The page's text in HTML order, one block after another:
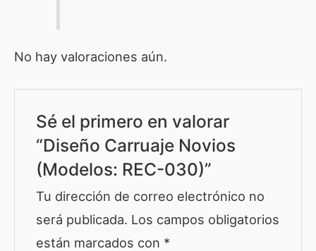
No hay valoraciones aún.
Sé el primero en valorar
“Diseño Carruaje Novios
(Modelos: REC-030)”
Tu dirección de correo electrónico no
será publicada. Los campos obligatorios
están marcados con *